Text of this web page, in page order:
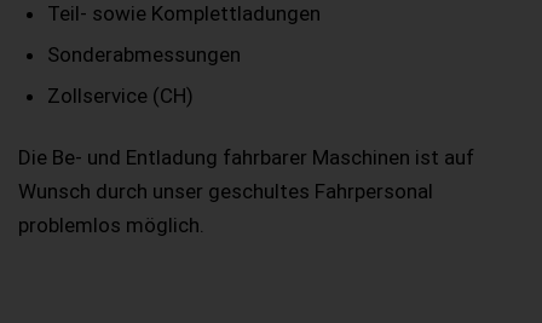
Teil- sowie Komplettladungen
Sonderabmessungen
Zollservice (CH)
Die Be- und Entladung fahrbarer Maschinen ist auf
Wunsch durch unser geschultes Fahrpersonal
problemlos möglich.